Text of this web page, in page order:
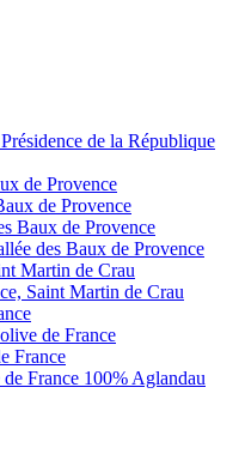
de la République
de Provence
de Provence
Baux de Provence
des Baux de Provence
Martin de Crau
Saint Martin de Crau
de France
France
France 100% Aglandau